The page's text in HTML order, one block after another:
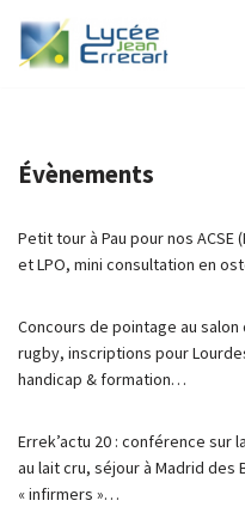
Aller
Évènements
Petit tour à Pau pour nos ACSE
et LPO, mini consultation en
Concours de pointage au
rugby, inscriptions pour
handicap & formation…
Errek’actu 20 : conférence
au lait cru, séjour à Madrid des
« infirmers »…